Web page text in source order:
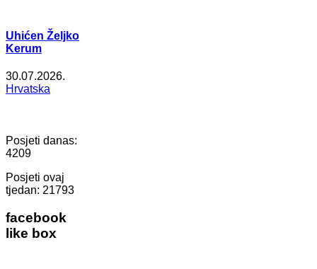
Uhićen Željko
Kerum
30.07.2026.
Hrvatska
Posjeti danas:
4209
Posjeti ovaj
tjedan: 21793
facebook
like box